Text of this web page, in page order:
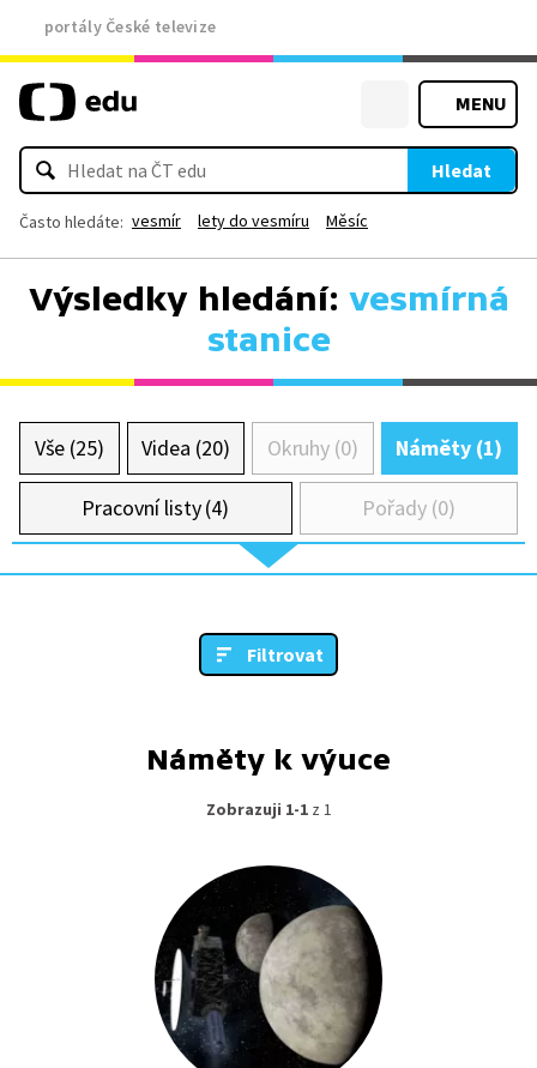
portály České televize
MENU
Hledat
Často hledáte: vesmír lety do vesmíru Měsíc
Výsledky hledání: vesmírná
stanice
Vše (25) Videa (20) Okruhy (0) Náměty (1)
Pracovní listy (4) Pořady (0)
Filtrovat
Náměty k výuce
Zobrazuji 1-1z 1